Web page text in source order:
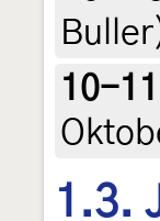
10-11
1.3.